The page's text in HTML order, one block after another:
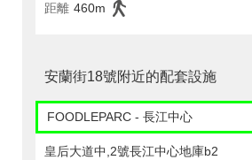
距離 460m
安蘭街18號附近的配套設施
FOODLEPARC - 長江中心
皇后大道中,2號長江中心地庫b2